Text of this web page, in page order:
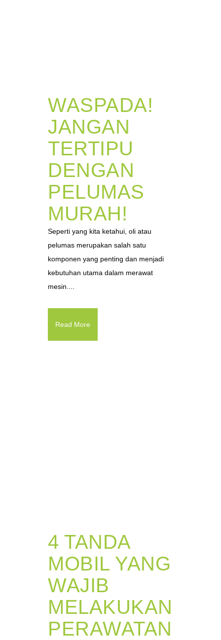
WASPADA!
JANGAN
TERTIPU
DENGAN
PELUMAS
MURAH!
Seperti yang kita ketahui, oli atau
pelumas merupakan salah satu
komponen yang penting dan menjadi
kebutuhan utama dalam merawat
mesin....
Read More
4 TANDA
MOBIL YANG
WAJIB
MELAKUKAN
PERAWATAN